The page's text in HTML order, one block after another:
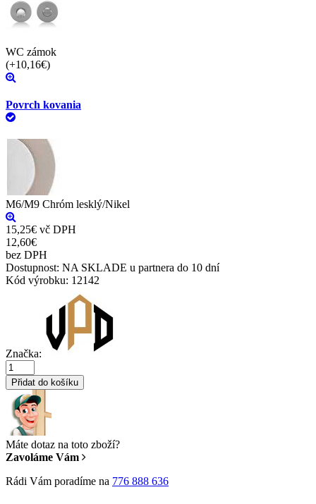
WC zámok
(+10,16€)
Povrch kovania
M6/M9 Chróm lesklý/Nikel
15,25€ vč DPH
12,60€
bez DPH
Dostupnost: NA SKLADE u partnera do 10 dní
Kód výrobku: 12142
Značka:
Přidat do košíku
Máte dotaz na toto zboží?
Zavoláme Vám
Rádi Vám poradíme na 776 888 636